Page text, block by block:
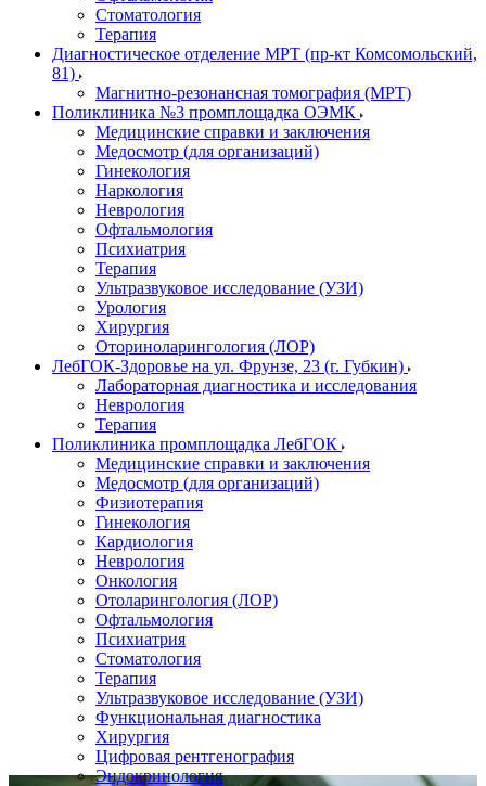
Стоматология
Терапия
Диагностическое отделение МРТ (пр-кт Комсомольский,
81)
Магнитно-резонансная томография (МРТ)
Поликлиника №3 промплощадка ОЭМК
Медицинские справки и заключения
Медосмотр (для организаций)
Гинекология
Наркология
Неврология
Офтальмология
Психиатрия
Терапия
Ультразвуковое исследование (УЗИ)
Урология
Хирургия
Оториноларингология (ЛОР)
ЛебГОК-Здоровье на ул. Фрунзе, 23 (г. Губкин)
Лабораторная диагностика и исследования
Неврология
Терапия
Поликлиника промплощадка ЛебГОК
Медицинские справки и заключения
Медосмотр (для организаций)
Физиотерапия
Гинекология
Кардиология
Неврология
Онкология
Отоларингология (ЛОР)
Офтальмология
Психиатрия
Стоматология
Терапия
Ультразвуковое исследование (УЗИ)
Функциональная диагностика
Хирургия
Цифровая рентгенография
Эндокринология